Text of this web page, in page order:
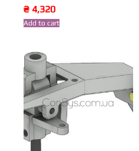
₴ 4,320
Add to cart